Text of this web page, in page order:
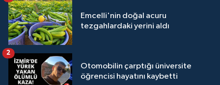
Emcelli'nin doğal acuru
tezgahlardaki yerini aldı
Otomobilin çarptığı üniversite
öğrencisi hayatını kaybetti
2